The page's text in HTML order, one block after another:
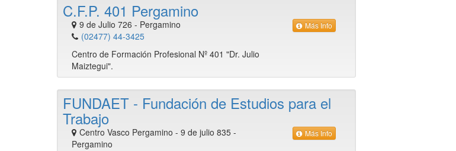
C.F.P. 401 Pergamino
9 de Julio 726 - Pergamino
(02477) 44-3425
Centro de Formación Profesional Nº 401 "Dr. Julio
Maiztegui".
Más Info
FUNDAET - Fundación de Estudios para el
Trabajo
Centro Vasco Pergamino - 9 de julio 835 -
Pergamino
Más Info